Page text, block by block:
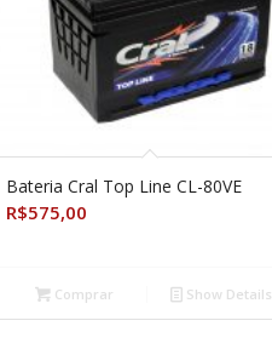
Bateria Cral Top Line CL-80VE
R$575,00
Comprar Show Details